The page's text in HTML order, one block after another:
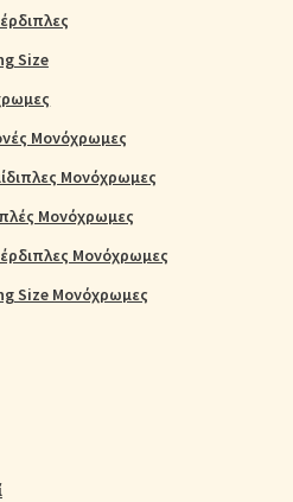
Size
Μονόχρωμες
Μονόχρωμες
Μονόχρωμες
Μονόχρωμες
Size Μονόχρωμες